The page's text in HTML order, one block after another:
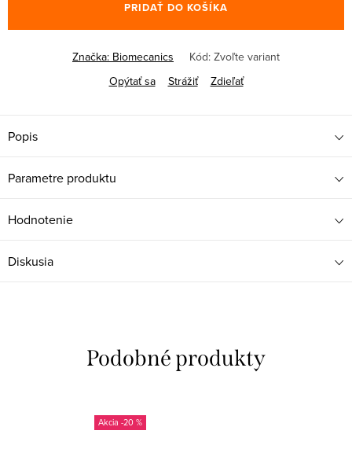
PRIDAŤ DO KOŠÍKA
Značka: Biomecanics Kód: Zvoľte variant
Opýtať sa
Strážiť Zdieľať
Popis
Parametre produktu
Hodnotenie
Diskusia
-20 %